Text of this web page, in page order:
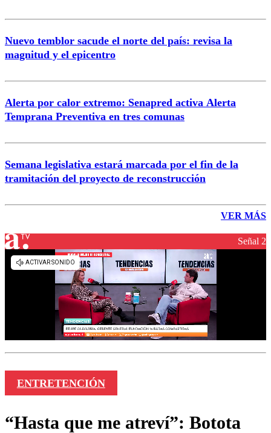
Nuevo temblor sacude el norte del país: revisa la
magnitud y el epicentro
Alerta por calor extremo: Senapred activa Alerta
Temprana Preventiva en tres comunas
Semana legislativa estará marcada por el fin de la
tramitación del proyecto de reconstrucción
VER MÁS
Señal 2
ENTRETENCIÓN
“Hasta que me atreví”: Botota